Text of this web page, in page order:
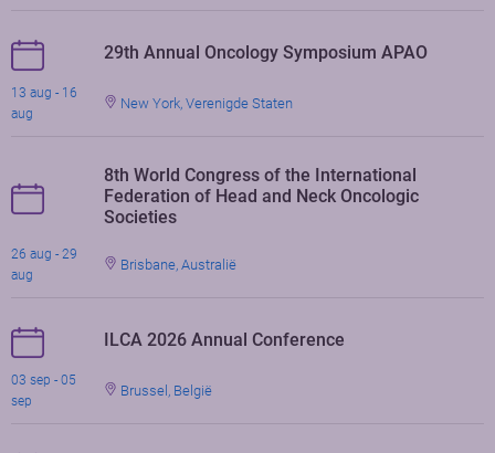
29th Annual Oncology Symposium APAO
13 aug - 16
aug
New York, Verenigde Staten
8th World Congress of the International
Federation of Head and Neck Oncologic
Societies
26 aug - 29
aug
Brisbane, Australië
ILCA 2026 Annual Conference
03 sep - 05
sep
Brussel, België